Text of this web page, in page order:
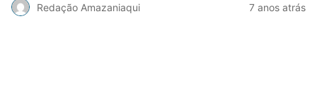
Redação Amazaniaqui 7 anos atrás